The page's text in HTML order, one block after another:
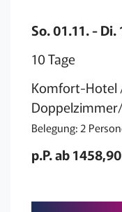
So. 01.11. -
10 Tage
Komfort-Hotel
Belegung: 2
p.P. ab